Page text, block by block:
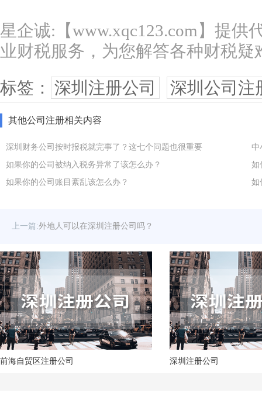
星企诚:【www.xqc123.com】提供
业财税服务，为您解答各种财税疑
标签： 深圳注册公司 深圳公司注
其他公司注册相关内容
深圳财务公司按时报税就完事了？这七个问题也很重要
如果你的公司被纳入税务异常了该怎么办？
如果你的公司账目紊乱该怎么办？
中
如
如
上一篇:外地人可以在深圳注册公司吗？
前海自贸区注册公司 深圳注册公司